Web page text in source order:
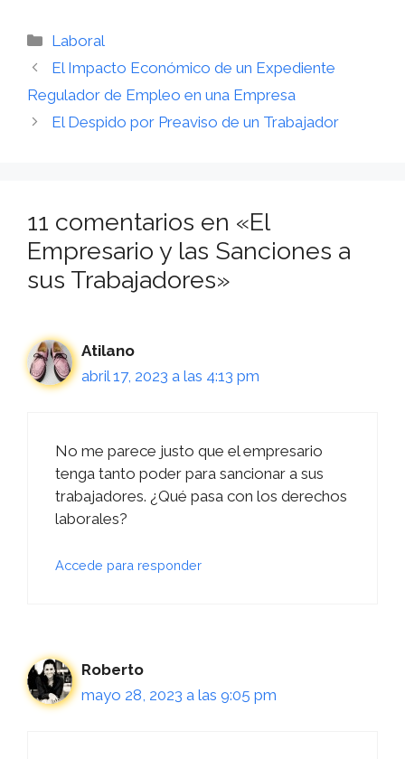
Categorías
Laboral
El Impacto Económico de un Expediente
Regulador de Empleo en una Empresa
El Despido por Preaviso de un Trabajador
11 comentarios en «El
Empresario y las Sanciones a
sus Trabajadores»
Atilano
abril 17, 2023 a las 4:13 pm
No me parece justo que el empresario
tenga tanto poder para sancionar a sus
trabajadores. ¿Qué pasa con los derechos
laborales?
Accede para responder
Roberto
mayo 28, 2023 a las 9:05 pm